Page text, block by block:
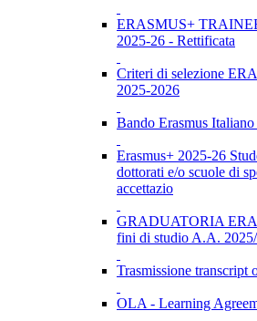
ERASMUS+
2025-26 - Rettificata
Criteri di selezione
2025-2026
Bando Erasmus
Erasmus+ 2025-26
dottorati e/o scuole di
accettazio
GRADUATORIA
fini di studio A.A.
Trasmissione transcript
OLA - Learning